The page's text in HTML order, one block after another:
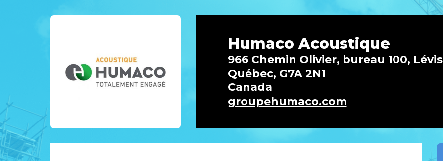
Humaco Acoustique
966 Chemin Olivier, bureau 100, Lévis
Québec, G7A 2N1
Canada
groupehumaco.com